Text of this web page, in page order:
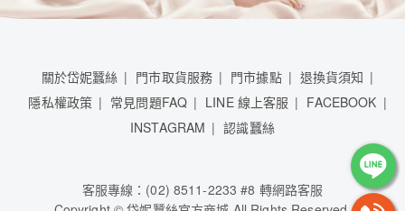
關於岱妮蠶絲 門市取貨服務 門市據點
退換貨須知
隱私權政策
常見問題FAQ LINE 線上客服
FACEBOOK
INSTAGRAM
認識蠶絲
客服專線：(02) 8511-2233 #8 轉網路客服